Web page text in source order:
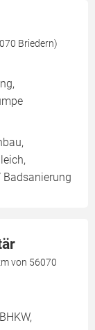
Briedern)
Badsanierung
von 56070